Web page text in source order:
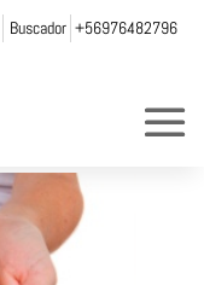
Buscador +56976482796